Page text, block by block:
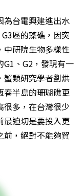
為台電興建進出水
區的藻礁，因突
中研院生物多樣性
、G2，發現有一
蟹類研究學者劉烘
春半島的珊瑚礁更
很多，在台灣很少
最迫切是要投入更
前，絕對不能夠貿